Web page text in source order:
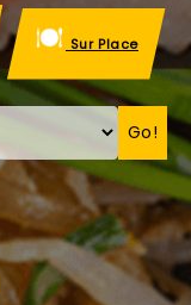
Sur Place
Go!